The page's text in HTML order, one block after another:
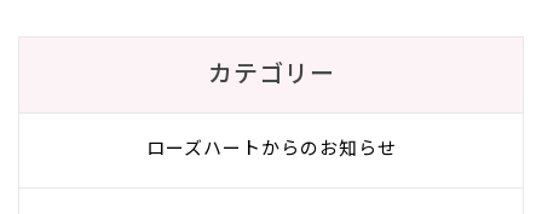
カテゴリー
ローズハートからのお知らせ